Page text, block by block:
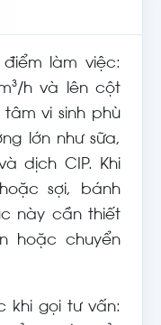
làm việc:
h và lên cột
vi sinh phù
lớn như sữa,
dịch CIP. Khi
sợi, bánh
này cần thiết
hoặc chuyển
khi gọi tư vấn: